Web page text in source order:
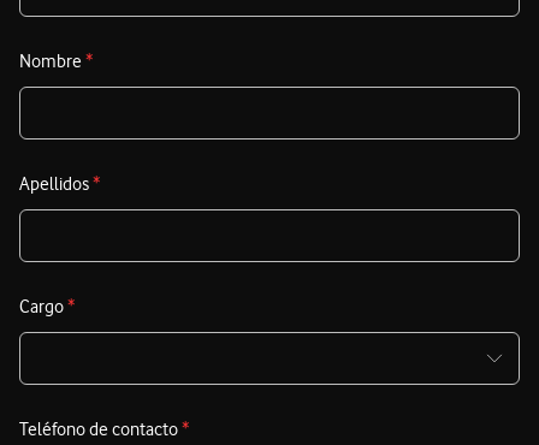
Nombre *
Apellidos*
Cargo*
Teléfono de contacto*